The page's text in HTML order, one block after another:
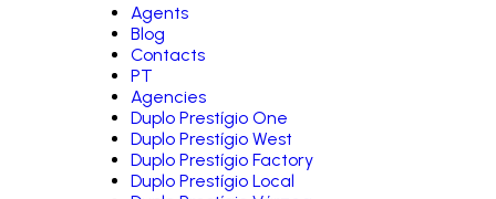
Agents
Blog
Contacts
PT
Agencies
Duplo Prestígio One
Duplo Prestígio West
Duplo Prestígio Factory
Duplo Prestígio Local